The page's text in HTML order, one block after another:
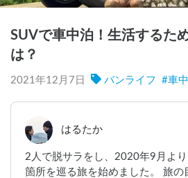
SUVで車中泊！生活するた
は？
2021年12月7日 バンライフ #車
はるたか
2人で脱サラをし、2020年9月よ
箇所を巡る旅を始めました。 旅の